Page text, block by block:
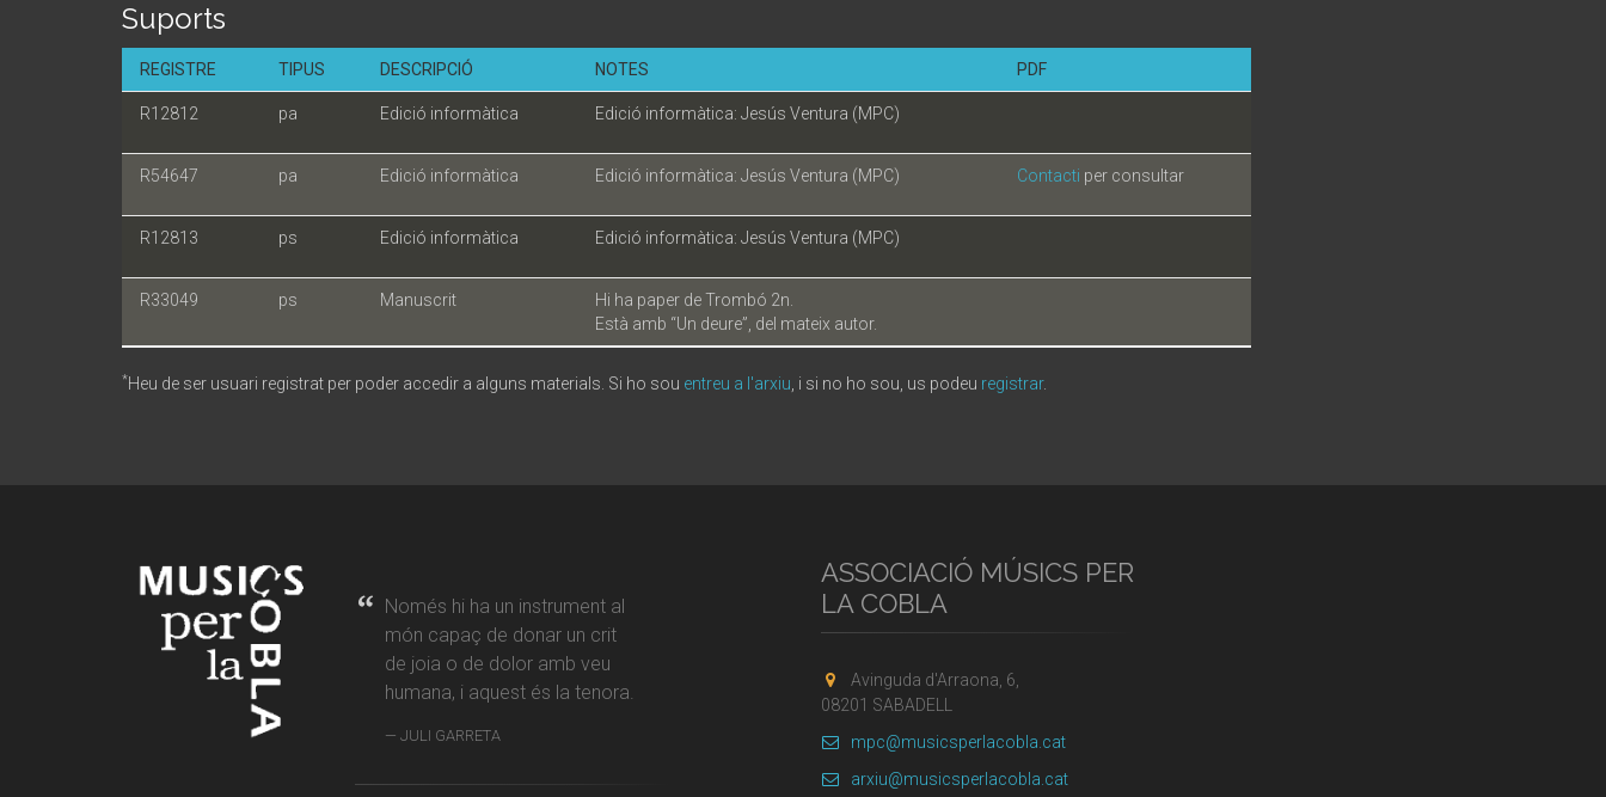
Suports
REGISTRE TIPUS DESCRIPCIÓ NOTES PDF
R12812 pa Edició informàtica Edició informàtica: Jesús Ventura (MPC)
R54647 pa Edició informàtica Edició informàtica: Jesús Ventura (MPC) Contacti per consultar
R12813 ps Edició informàtica Edició informàtica: Jesús Ventura (MPC)
R33049 ps Manuscrit
Hi ha paper de Trombó 2n.
Està amb “Un deure”, del mateix autor.
*Heu de ser usuari registrat per poder accedir a alguns materials. Si ho sou entreu a l'arxiu , i si no ho sou, us podeu registrar.
Només hi ha un instrument al
món capaç de donar un crit
de joia o de dolor amb veu
humana, i aquest és la tenora.
JULI GARRETA
ASSOCIACIÓ MÚSICS PER
LA COBLA
Avinguda d'Arraona, 6,
08201 SABADELL
mpc@musicsperlacobla.cat
arxiu@musicsperlacobla.cat